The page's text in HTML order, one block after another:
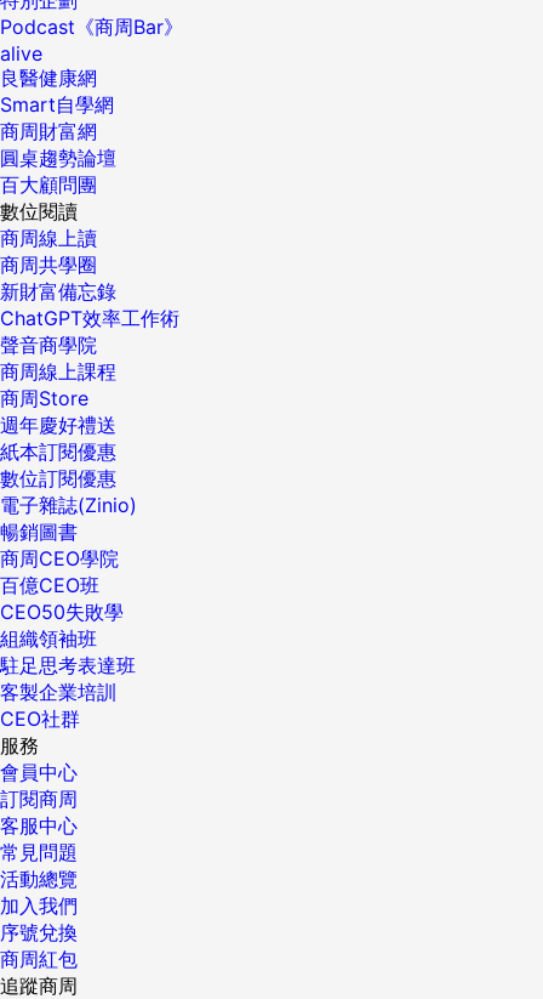
Podcast《商周Bar》
alive
良醫健康網
Smart自學網
商周財富網
圓桌趨勢論壇
百大顧問團
數位閱讀
商周線上讀
商周共學圈
新財富備忘錄
ChatGPT效率工作術
聲音商學院
商周線上課程
商周Store
週年慶好禮送
紙本訂閱優惠
數位訂閱優惠
電子雜誌(Zinio)
暢銷圖書
商周CEO學院
百億CEO班
CEO50失敗學
組織領袖班
駐足思考表達班
客製企業培訓
CEO社群
服務
會員中心
訂閱商周
客服中心
常見問題
活動總覽
加入我們
序號兌換
商周紅包
追蹤商周